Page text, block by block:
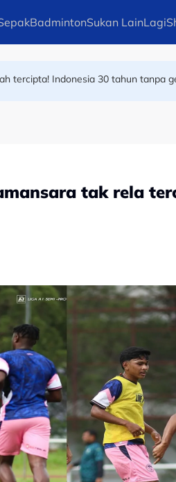
BadmintonSukan LainLagi
papan iklan jatuh dalam terowong,
tak rela